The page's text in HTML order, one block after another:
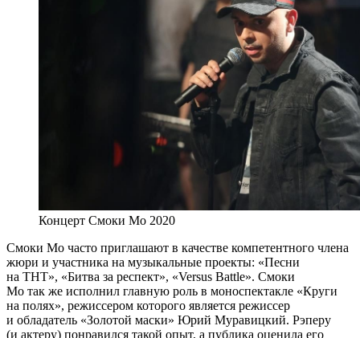
Концерт Смоки Мо 2020
Смоки Мо часто приглашают в качестве компетентного члена
жюри и участника на музыкальные проекты: «Песни
на ТНТ», «Битва за респект», «Versus Battle». Смоки
Мо так же исполнил главную роль в моноспектакле «Круги
на полях», режиссером которого является режиссер
и обладатель «Золотой маски» Юрий Муравицкий. Рэперу
(и актеру) понравился такой опыт, а публика оценила его